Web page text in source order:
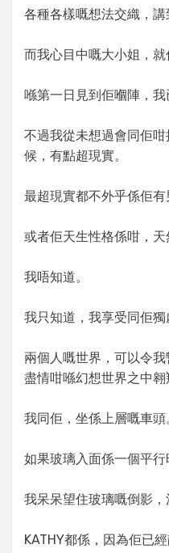
各種各樣嘅想法交織，講
而我心目中嘅大小姐，就
喺第一日見到佢嗰陣，我
不過我從未想過會同佢
候，有點超現實。
最超現實都不外乎係佢有
或者佢天生性格係咁，天
我唔知道。
我只知道，我享受同佢獨
兩個人嘅世界，可以令
盡情咁喺幻想世界之中翱
我同佢，坐係上層嘅車頭
如果玻璃入面係一個平行
我呆呆望住玻璃嘅倒影，
KATHY都係，因為佢已經